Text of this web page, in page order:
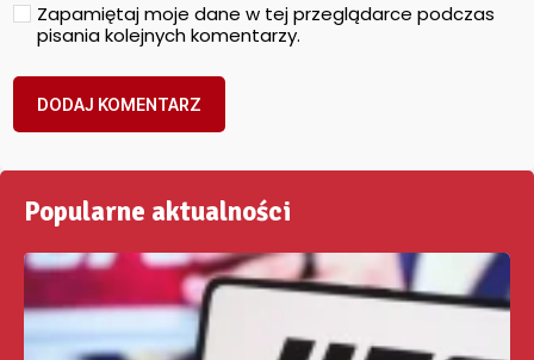
Zapamiętaj moje dane w tej przeglądarce podczas
pisania kolejnych komentarzy.
Popularne aktualności